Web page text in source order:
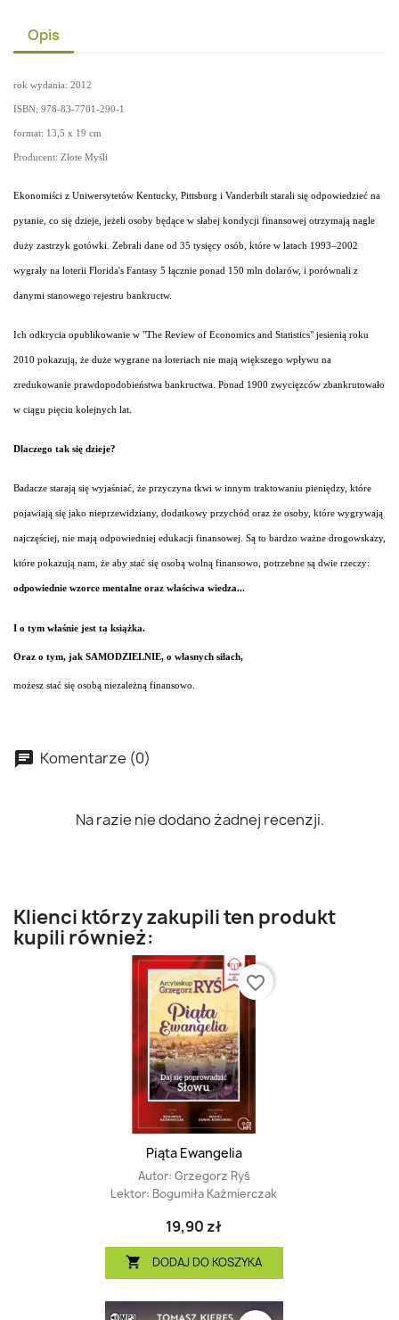
Opis
rok wydania: 2012
ISBN: 978-83-7701-290-1
format: 13,5 x 19 cm
Producent: Złote Myśli
Ekonomiści z Uniwersytetów Kentucky, Pittsburg i Vanderbilt starali się odpowiedzieć na
pytanie, co się dzieje, jeżeli osoby będące w słabej kondycji finansowej otrzymają nagle
duży zastrzyk gotówki. Zebrali dane od 35 tysięcy osób, które w latach 1993–2002
wygrały na loterii Florida's Fantasy 5 łącznie ponad 150 mln dolarów, i porównali z
danymi stanowego rejestru bankructw.
Ich odkrycia opublikowanie w "The Review of Economics and Statistics" jesienią roku
2010 pokazują, że duże wygrane na loteriach nie mają większego wpływu na
zredukowanie prawdopodobieństwa bankructwa. Ponad 1900 zwycięzców zbankrutowało
w ciągu pięciu kolejnych lat.
Dlaczego tak się dzieje?
Badacze starają się wyjaśniać, że przyczyna tkwi w innym traktowaniu pieniędzy, które
pojawiają się jako nieprzewidziany, dodatkowy przychód oraz że osoby, które wygrywają
najczęściej, nie mają odpowiedniej edukacji finansowej. Są to bardzo ważne drogowskazy,
które pokazują nam, że aby stać się osobą wolną finansowo, potrzebne są dwie rzeczy:
odpowiednie wzorce mentalne oraz właściwa wiedza...
I o tym właśnie jest ta książka.
Oraz o tym, jak SAMODZIELNIE, o własnych siłach,
możesz stać się osobą niezależną finansowo.
Komentarze (0)
Na razie nie dodano żadnej recenzji.
Klienci którzy zakupili ten produkt
kupili również:
Piąta Ewangelia
Autor: Grzegorz Ryś
Lektor: Bogumiła Kaźmierczak
19,90 zł
 DODAJ DO KOSZYKA
favorite_border